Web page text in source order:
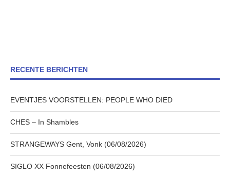
RECENTE BERICHTEN
EVENTJES VOORSTELLEN: PEOPLE WHO DIED
CHES – In Shambles
STRANGEWAYS Gent, Vonk (06/08/2026)
SIGLO XX Fonnefeesten (06/08/2026)